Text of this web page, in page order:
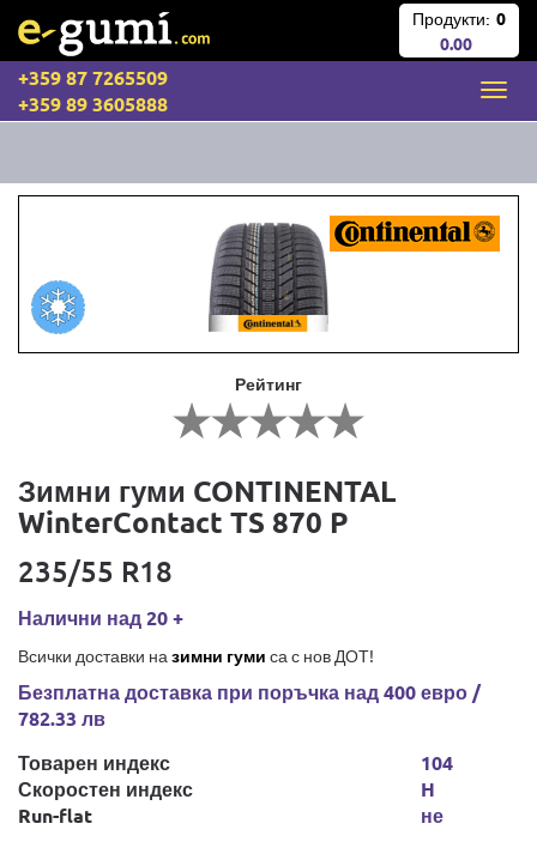
Продукти: 0
0.00
+359 87 7265509
+359 89 3605888
Рейтинг
Зимни гуми CONTINENTAL
WinterContact TS 870 P
235/55 R18
Налични над 20 +
Всички доставки на зимни гуми са с нов ДОТ!
Безплатна доставка при поръчка над 400 евро /
782.33 лв
Товарен индекс
Скоростен индекс
Run-flat
104
H
не